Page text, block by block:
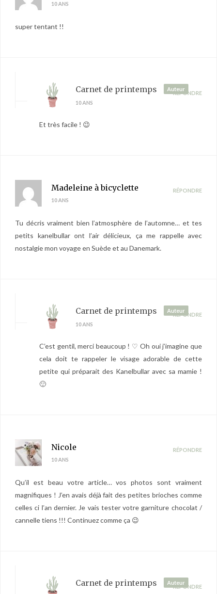
10 ANS
super tentant !!
Carnet de printemps Auteur
10 ANS
RÉPONDRE
Et très facile ! 😉
Madeleine à bicyclette
10 ANS
RÉPONDRE
Tu décris vraiment bien l’atmosphère de l’automne… et tes
petits kanelbullar ont l’air délicieux, ça me rappelle avec
nostalgie mon voyage en Suède et au Danemark.
Carnet de printemps Auteur
10 ANS
RÉPONDRE
C’est gentil, merci beaucoup ! ♡ Oh oui j’imagine que
cela doit te rappeler le visage adorable de cette
petite qui préparait des Kanelbullar avec sa mamie !
🙂
Nicole
10 ANS
RÉPONDRE
Qu’il est beau votre article… vos photos sont vraiment
magnifiques ! J’en avais déjà fait des petites brioches comme
celles ci l’an dernier. Je vais tester votre garniture chocolat /
cannelle tiens !!! Continuez comme ça 😉
Carnet de printemps Auteur
RÉPONDRE